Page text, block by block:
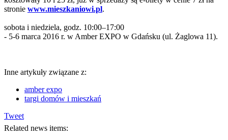
stronie www.mieszkaniowi.pl.
sobota i niedziela, godz. 10:00–17:00
- 5-6 marca 2016 r. w Amber EXPO w Gdańsku (ul. Żaglowa 11).
Inne artykuły związane z:
amber expo
targi domów i mieszkań
Tweet
Related news items: